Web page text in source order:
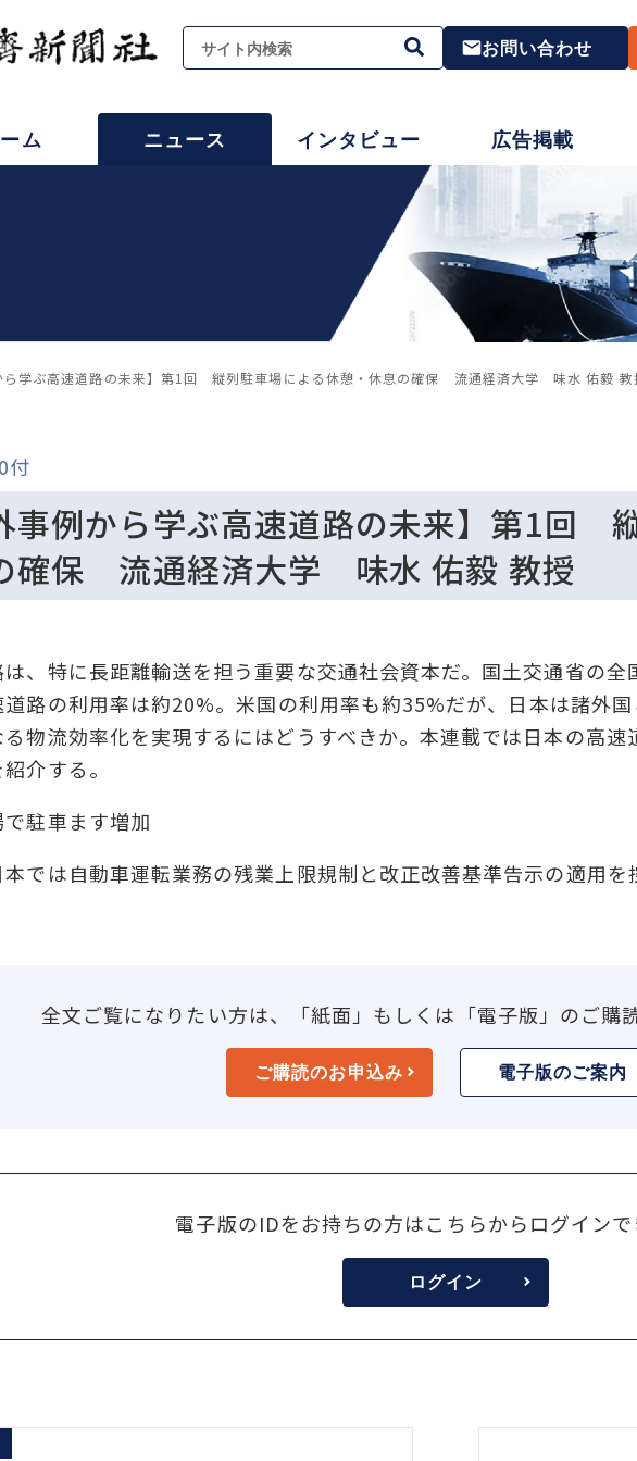
お問い合わせ
ム ニュース インタビュー 広告掲載
ら学ぶ高速道路の未来】第1回 縦列駐車場による休憩・休息の確保 流通経済大学 味水 佑毅 教
付
事例から学ぶ高速道路の未来】第1回
確保 流通経済大学 味水 佑毅 教授
、特に長距離輸送を担う重要な交通社会資本だ。国土交通省の全
道路の利用率は約20%。米国の利用率も約35%だが、日本は諸外
物流効率化を実現するにはどうすべきか。本連載では日本の高速
介する。
駐車ます増加
では自動車運転業務の残業上限規制と改正改善基準告示の適用
全文ご覧になりたい方は、「紙面」もしくは「電子版」のご購
ご購読のお申込み 電子版のご案内
電子版のIDをお持ちの方はこちらからログインで
ログイン